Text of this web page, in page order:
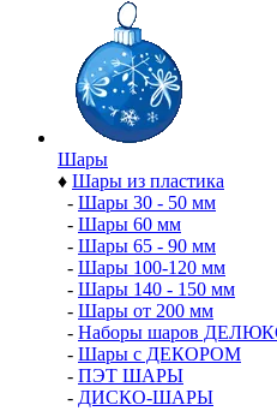
Шары
♦ Шары из пластика
- Шары 30 - 50 мм
- Шары 60 мм
- Шары 65 - 90 мм
- Шары 100-120 мм
- Шары 140 - 150 мм
- Шары от 200 мм
- Наборы шаров
- Шары с ДЕКОРОМ
- ПЭТ ШАРЫ
- ДИСКО-ШАРЫ